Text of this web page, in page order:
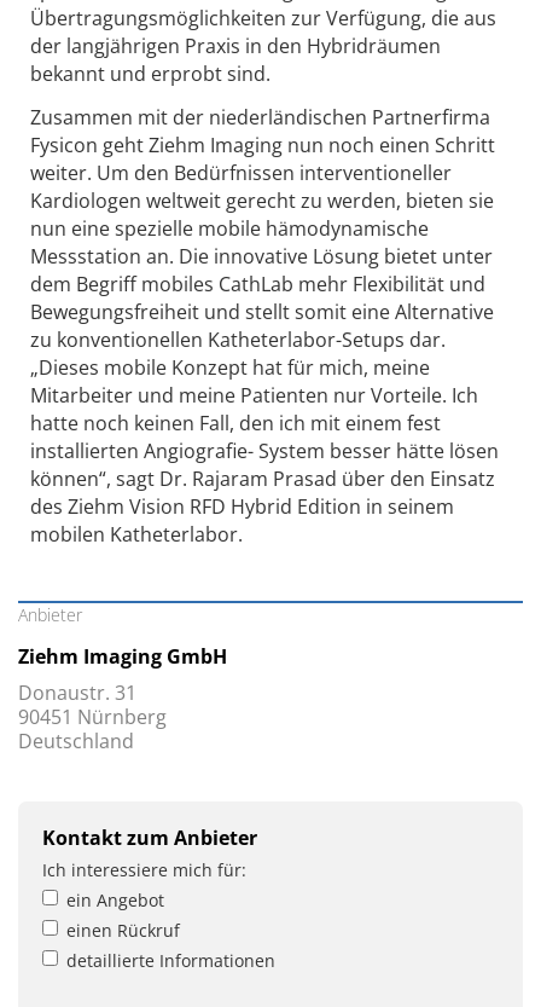
Übertragungsmöglichkeiten zur Verfügung, die aus
der langjährigen Praxis in den Hybridräumen
bekannt und erprobt sind.
Zusammen mit der niederländischen Partnerfirma
Fysicon geht Ziehm Imaging nun noch einen Schritt
weiter. Um den Bedürfnissen interventioneller
Kardiologen weltweit gerecht zu werden, bieten sie
nun eine spezielle mobile hämodynamische
Messstation an. Die innovative Lösung bietet unter
dem Begriff mobiles CathLab mehr Flexibilität und
Bewegungsfreiheit und stellt somit eine Alternative
zu konventionellen Katheterlabor-Setups dar.
„Dieses mobile Konzept hat für mich, meine
Mitarbeiter und meine Patienten nur Vorteile. Ich
hatte noch keinen Fall, den ich mit einem fest
installierten Angiografie- System besser hätte lösen
können“, sagt Dr. Rajaram Prasad über den Einsatz
des Ziehm Vision RFD Hybrid Edition in seinem
mobilen Katheterlabor.
Anbieter
Ziehm Imaging GmbH
Donaustr. 31
90451 Nürnberg
Deutschland
Kontakt zum Anbieter
Ich interessiere mich für:
ein Angebot
einen Rückruf
detaillierte Informationen